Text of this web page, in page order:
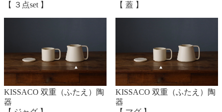
【 ３点set 】
【 蓋 】
KISSACO 双重（ふたえ）陶
器
KISSACO 双重（ふたえ）陶
器